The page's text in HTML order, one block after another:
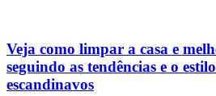
Veja como limpar a casa e
seguindo as tendências e o
escandinavos